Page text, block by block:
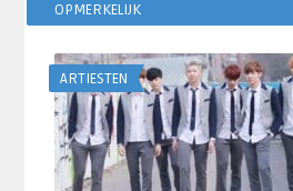
OPMERKELIJK
ARTIESTEN